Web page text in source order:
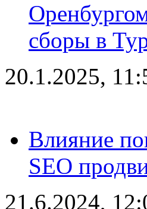
сборы в
20.1.2025,
Влияние
SEO
21.6.2024,